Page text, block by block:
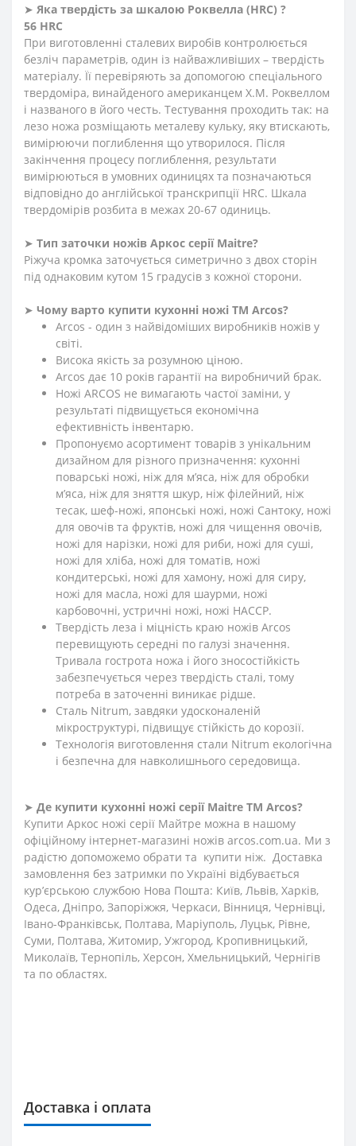
➤ Яка твердість за шкалою Роквелла (HRC) ?
56 HRC
При виготовленні сталевих виробів контролюється
безліч параметрів, один із найважливіших – твердість
матеріалу. Її перевіряють за допомогою спеціального
твердоміра, винайденого американцем Х.М. Роквеллом
і названого в його честь. Тестування проходить так: на
лезо ножа розміщають металеву кульку, яку втискають,
вимірюючи поглиблення що утворилося. Після
закінчення процесу поглиблення, результати
вимірюються в умовних одиницях та позначаються
відповідно до англійської транскрипції HRC. Шкала
твердомірів розбита в межах 20-67 одиниць.
➤ Тип заточки ножів Аркос серіїMaitre?
Ріжуча кромка заточується симетрично з двох сторін
під однаковим кутом 15 градусів з кожної сторони.
➤ Чому варто купити кухонні ножі ТМ Arcos?
Arcos - один з найвідоміших виробників ножів у
світі.
Висока якість за розумною ціною.
Arcos дає 10 років гарантії на виробничий брак.
Ножі ARCOS не вимагають частої заміни, у
результаті підвищується економічна
ефективність інвентарю.
Пропонуємо асортимент товарів з унікальним
дизайном для різного призначення: кухонні
поварські ножі, ніж для м’яса, ніж для обробки
м’яса, ніж для зняття шкур, ніж філейний, ніж
тесак, шеф-ножі, японські ножі, ножі Сантоку, ножі
для овочів та фруктів, ножі для чищення овочів,
ножі для нарізки, ножі для риби, ножі для суші,
ножі для хліба, ножі для томатів, ножі
кондитерські, ножі для хамону, ножі для сиру,
ножі для масла, ножі для шаурми, ножі
карбовочні, устричні ножі, ножі HACCP.
Твердість леза і міцність краю ножів Arcos
перевищують середні по галузі значення.
Тривала гострота ножа і його зносостійкість
забезпечується через твердість сталі, тому
потреба в заточенні виникає рідше.
Сталь Nitrum, завдяки удосконаленій
мікроструктурі, підвищує стійкість до корозії.
Технологія виготовлення стали Nitrum екологічна
і безпечна для навколишнього середовища.
➤ Де купити кухонні ножі серії Maitre ТМ Arcos?
Купити Аркос ножі серії Майтре можна в нашому
офіційному інтернет-магазині ножів arcos.com.ua. Ми з
радістю допоможемо обрати та купити ніж. Доставка
замовлення без затримки по Україні відбувається
кур’єрською службою Нова Пошта: Київ, Львів, Харків,
Одеса, Дніпро, Запоріжжя, Черкаси, Вінниця, Чернівці,
Івано-Франківськ, Полтава, Маріуполь, Луцьк, Рівне,
Суми, Полтава, Житомир, Ужгород, Кропивницький,
Миколаїв, Тернопіль, Херсон, Хмельницький, Чернігів
та по областях.
Доставка і оплата